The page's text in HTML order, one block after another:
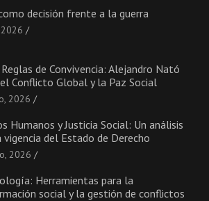
decisión frente a la guerra
de Convivencia: Alejandro Nató
Conflicto Global y la Paz Social
2026
Humanos y Justicia Social: Un análisis
vigencia del Estado de Derecho
2026
Herramientas para la
social y la gestión de conflictos